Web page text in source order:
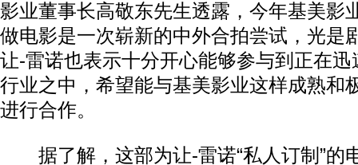
影业董事长高敬东先生透露，今年基美影
做电影是一次崭新的中外合拍尝试，光是
让-雷诺也表示十分开心能够参与到正在
行业之中，希望能与基美影业这样成熟和
进行合作。
据了解，这部为让-雷诺“私人订制”的